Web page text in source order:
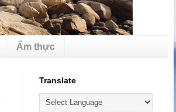
Ẩm thực
Translate